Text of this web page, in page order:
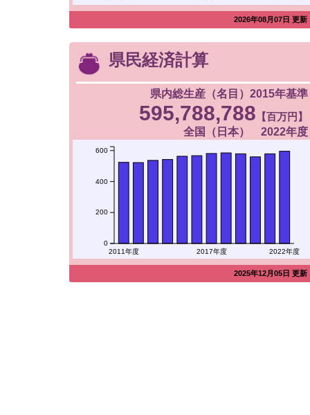
2026年08月07日 更新
県民経済計算
県内総生産（名目）2015年基準
595,788,788 【百万円】
全国（日本） 2022年度
2011年度 2017年度 2022年度
0
200
400
600
2025年12月05日 更新